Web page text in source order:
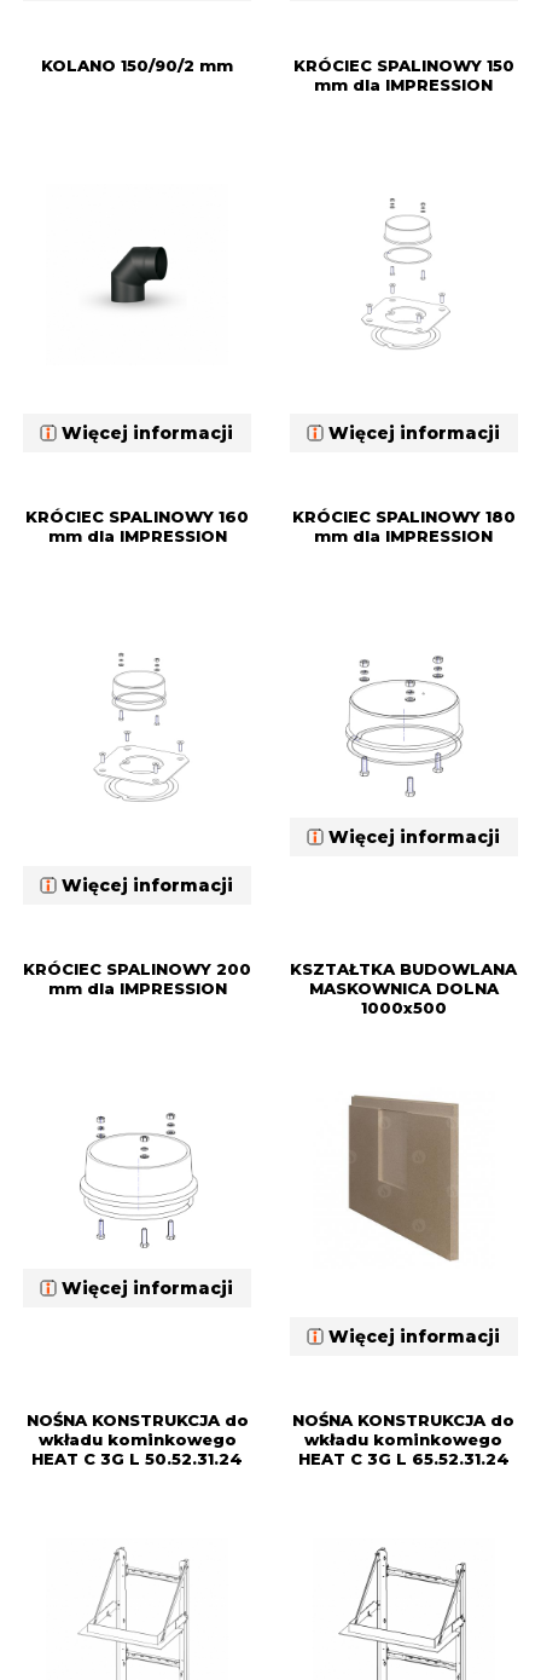
KOLANO 150/90/2 mm
Więcej informacji
KRÓCIEC SPALINOWY 150
mm dla IMPRESSION
Więcej informacji
KRÓCIEC SPALINOWY 160
mm dla IMPRESSION
Więcej informacji
KRÓCIEC SPALINOWY 180
mm dla IMPRESSION
Więcej informacji
KRÓCIEC SPALINOWY 200
mm dla IMPRESSION
Więcej informacji
KSZTAŁTKA BUDOWLANA
MASKOWNICA DOLNA
1000x500
Więcej informacji
NOŚNA KONSTRUKCJA do
wkładu kominkowego
HEAT C 3G L 50.52.31.24
NOŚNA KONSTRUKCJA do
wkładu kominkowego
HEAT C 3G L 65.52.31.24